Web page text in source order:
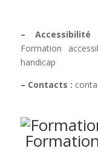
–
Formation
handicap
– Contacts :